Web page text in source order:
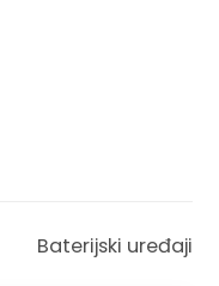
Baterijski uređaji